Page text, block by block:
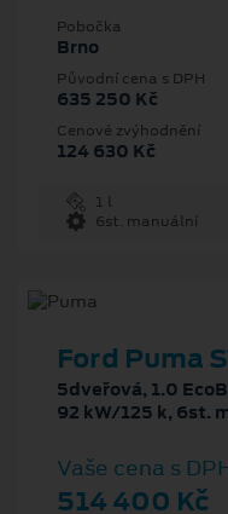
Pobočka
Brno
Původní cena s DPH
635 250 Kč
Cenové zvýhodnění
124 630 Kč
1 l
6st. manuální
Ford Puma
5dveřová, 1.0
92 kW/125 k, 6st.
Vaše cena s
514 400 Kč